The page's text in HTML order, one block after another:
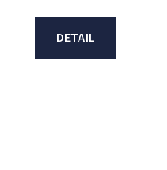
DETAIL